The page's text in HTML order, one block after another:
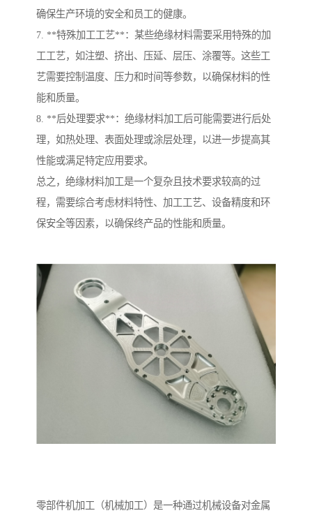
确保生产环境的安全和员工的健康。
7. **特殊加工工艺**：某些绝缘材料需要采用特殊的加
工工艺，如注塑、挤出、压延、层压、涂覆等。这些工
艺需要控制温度、压力和时间等参数，以确保材料的性
能和质量。
8. **后处理要求**：绝缘材料加工后可能需要进行后处
理，如热处理、表面处理或涂层处理，以进一步提高其
性能或满足特定应用要求。
总之，绝缘材料加工是一个复杂且技术要求较高的过
程，需要综合考虑材料特性、加工工艺、设备精度和环
保安全等因素，以确保终产品的性能和质量。
零部件机加工（机械加工）是一种通过机械设备对金属